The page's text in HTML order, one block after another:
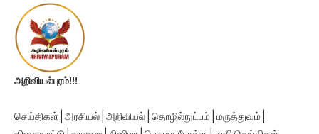
அறிவியல்புரம்!!!
செய்திகள் | அரசியல் | அறிவியல் | தொழில்நுட்பம் | மருத்துவம் |